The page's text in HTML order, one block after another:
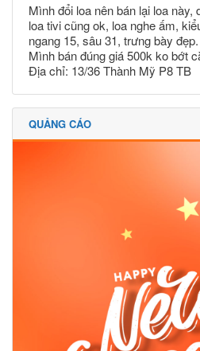
Mình đổi loa nên bán lại loa này,
loa tivi cũng ok, loa nghe ấm,
ngang 15, sâu 31, trưng bày đẹp.
Mình bán đúng giá 500k ko bớt
Địa chỉ: 13/36 Thành Mỹ P8 TB
QUẢNG CÁO